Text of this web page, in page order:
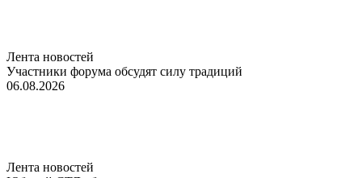
Лента новостей
Участники форума обсудят силу традиций
06.08.2026
Лента новостей